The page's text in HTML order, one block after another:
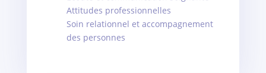
Attitudes professionnelles
Soin relationnel et accompagnement
des personnes